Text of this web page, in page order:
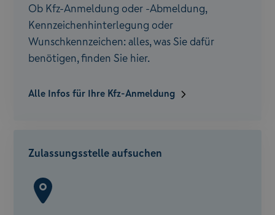
Ob Kfz-Anmeldung oder -Abmeldung,
Kennzeichenhinterlegung oder
Wunschkennzeichen: alles, was Sie dafür
benötigen, finden Sie hier.
Alle Infos für Ihre Kfz-Anmeldung
Zulassungsstelle aufsuchen